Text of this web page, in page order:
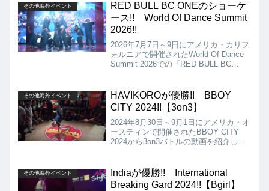
その他海外イベント
RED BULL BC ONEのショーケ
ース!! World Of Dance Summit
2026!!
2026年7月7日～9日にアメリカ・カリフ
ォルニアで開催されたWorld Of Dance
Summit 2026での「RED BULL BC
Starsではないというのが、逆に珍しい
ショーケースです!!
その他海外イベント
HAVIKOROが優勝!! BBOY
CITY 2024!!【3on3】
2024年8月30日～9月1日にアメリカ・オ
ースティンで開催されたBBOY CITY
2024から3on3バトルの動画を紹介しま
HAVIKOROが優勝となりました!!
その他海外イベント
Indiaが優勝!! International
Breaking Gard 2024!!【Bgirl】